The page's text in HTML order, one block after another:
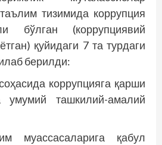
тизимида коррупция
бўлган (коррупциявий
қуйидаги 7 та турдаги
берилди:
коррупцияга қарши
умумий ташкилий-амалий
муассасаларига қабул